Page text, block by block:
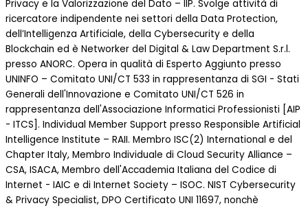
Privacy e la Valorizzazione del Dato – IIP. Svolge attività di
ricercatore indipendente nei settori della Data Protection,
dell’Intelligenza Artificiale, della Cybersecurity e della
Blockchain ed è Networker del Digital & Law Department S.r.l.
presso ANORC. Opera in qualità di Esperto Aggiunto presso
UNINFO – Comitato UNI/CT 533 in rappresentanza di SGI - Stati
Generali dell'Innovazione e Comitato UNI/CT 526 in
rappresentanza dell'Associazione Informatici Professionisti [AIP
- ITCS]. Individual Member Support presso Responsible Artificial
Intelligence Institute – RAII. Membro ISC(2) International e del
Chapter Italy, Membro Individuale di Cloud Security Alliance –
CSA, ISACA, Membro dell'Accademia Italiana del Codice di
Internet - IAIC e di Internet Society – ISOC. NIST Cybersecurity
& Privacy Specialist, DPO Certificato UNI 11697, nonchè